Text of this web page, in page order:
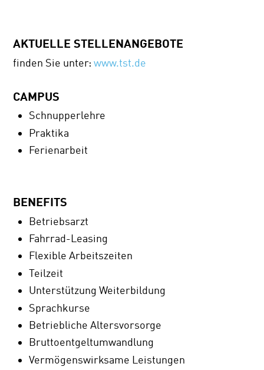
AKTUELLE STELLENANGEBOTE
finden Sie unter:www.tst.de
CAMPUS
Schnupperlehre
Praktika
Ferienarbeit
BENEFITS
Betriebsarzt
Fahrrad-Leasing
Flexible Arbeitszeiten
Teilzeit
Unterstützung Weiterbildung
Sprachkurse
Betriebliche Altersvorsorge
Bruttoentgeltumwandlung
Vermögenswirksame Leistungen